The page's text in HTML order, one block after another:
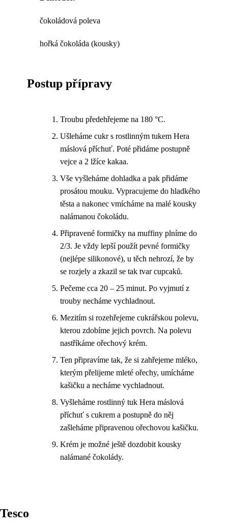
čokoládová poleva
hořká čokoláda (kousky)
Postup přípravy
Troubu předehřejeme na 180 °C.
Ušleháme cukr s rostlinným tukem Hera
máslová příchuť. Poté přidáme postupně
vejce a 2 lžíce kakaa.
Vše vyšleháme dohladka a pak přidáme
prosátou mouku. Vypracujeme do hladkého
těsta a nakonec vmícháme na malé kousky
nalámanou čokoládu.
Připravené formičky na muffiny plníme do
2/3. Je vždy lepší použít pevné formičky
(nejlépe silikonové), u těch nehrozí, že by
se rozjely a zkazil se tak tvar cupcaků.
Pečeme cca 20 – 25 minut. Po vyjmutí z
trouby necháme vychladnout.
Mezitím si rozehřejeme cukrářskou polevu,
kterou zdobíme jejich povrch. Na polevu
nastříkáme ořechový krém.
Ten připravíme tak, že si zahřejeme mléko,
kterým přelijeme mleté ořechy, umícháme
kašičku a necháme vychladnout.
Vyšleháme rostlinný tuk Hera máslová
příchuť s cukrem a postupně do něj
zašleháme připravenou ořechovou kašičku.
Krém je možné ještě dozdobit kousky
nalámané čokolády.
Tesco